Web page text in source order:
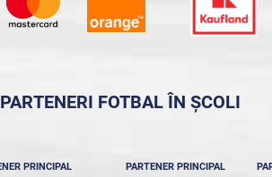
PARTENERI FOTBAL ÎN ȘCOLI
PRINCIPAL PARTENER PRINCIPAL